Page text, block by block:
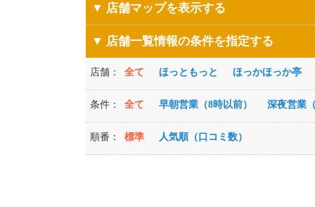
▼ 店舗マップを表示する
▼ 店舗一覧情報の条件を指定する
店舗： 全て ほっともっと ほっかほっか亭
条件： 全て 早朝営業（8時以前） 深夜営業
順番： 標準 人気順（口コミ数）